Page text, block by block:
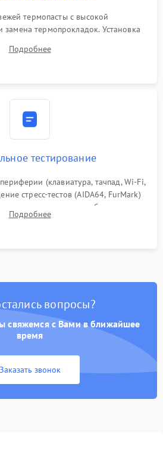
термопасты с высокой
замена термопрокладок. Установка
и накопителей. Предварительная
Подробнее
тестирование
(клавиатура, тачпад, Wi-Fi,
стресс-тестов (AIDA64, FurMark)
режима и стабильности
под пиковой нагрузкой.
Подробнее
вопросы?
свяжемся с Вами в ближайшее
время
Заказать звонок